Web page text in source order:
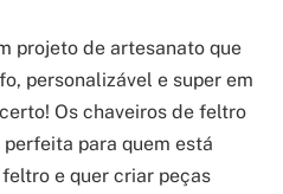
projeto de artesanato que
personalizável e super em
Os chaveiros de feltro
para quem está
e quer criar peças